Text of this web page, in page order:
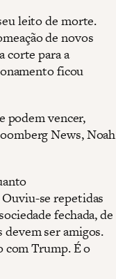
leito de morte.
de novos
corte para a
ficou
podem vencer,
News, Noah
se repetidas
fechada, de
ser amigos.
com Trump. É o